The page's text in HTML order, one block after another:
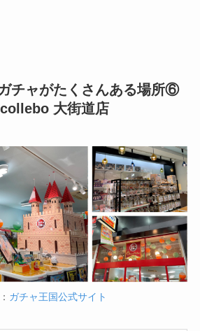
チャがたくさんある場所⑥
大街道店
ガチャ王国公式サイト